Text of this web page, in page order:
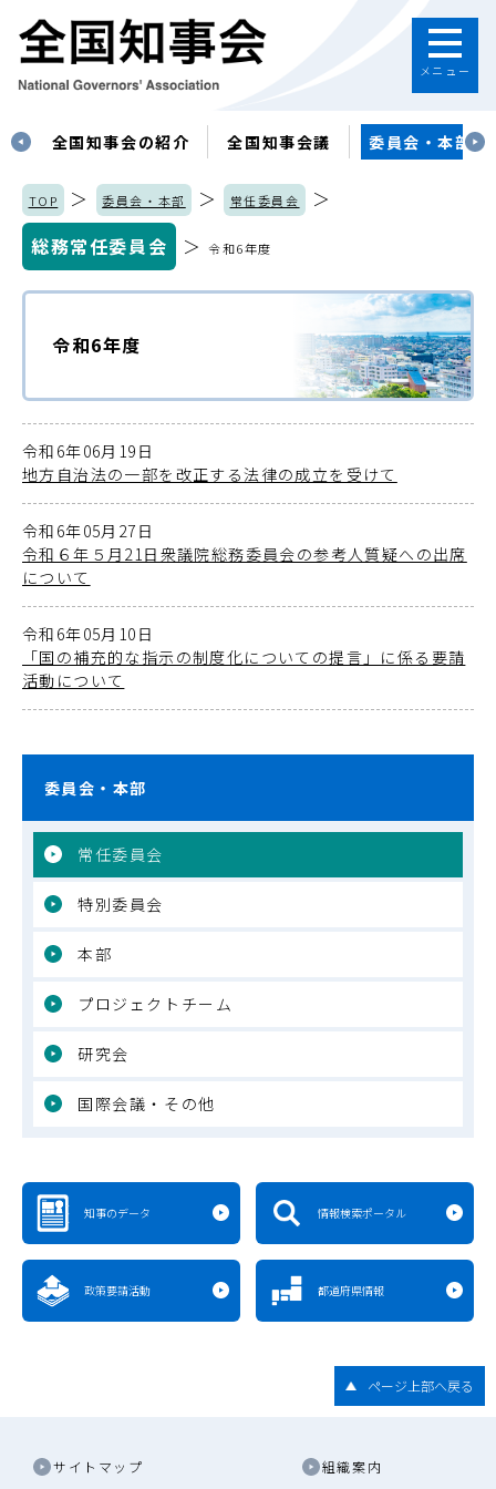
メニュー
全国知事会の紹介 全国知事会議 委員会・本部
TOP ＞ 委員会・本部 ＞ 常任委員会
＞
総務常任委員会
＞令和6年度
令和6年度
令和6年06月19日
地方自治法の一部を改正する法律の成立を受けて
令和6年05月27日
令和６年５月21日衆議院総務委員会の参考人質疑への出席
について
令和6年05月10日
「国の補充的な指示の制度化についての提言」に係る要請
活動について
委員会・本部
常任委員会
特別委員会
本部
プロジェクトチーム
研究会
国際会議・その他
知事のデータ 情報検索ポータル
政策要請活動 都道府県情報
ページ上部へ戻る
サイトマップ 組織案内